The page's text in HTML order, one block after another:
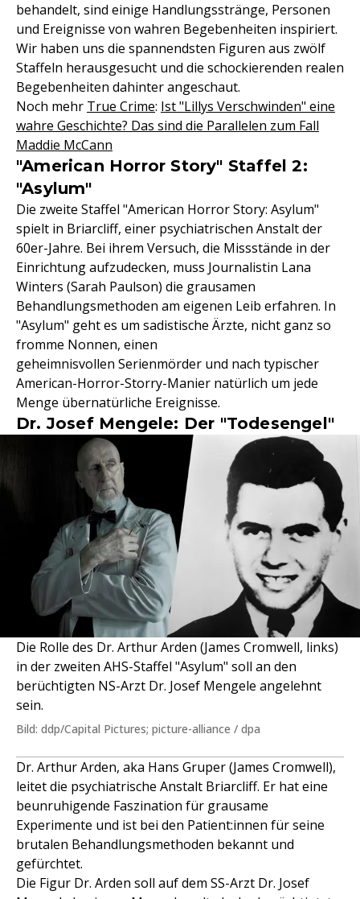
behandelt, sind einige Handlungsstränge, Personen
und Ereignisse von wahren Begebenheiten inspiriert.
Wir haben uns die spannendsten Figuren aus zwölf
Staffeln herausgesucht und die schockierenden realen
Begebenheiten dahinter angeschaut.
Noch mehr True Crime: Ist "Lillys Verschwinden" eine
wahre Geschichte? Das sind die Parallelen zum Fall
Maddie McCann
"American Horror Story" Staffel 2:
"Asylum"
Die zweite Staffel "American Horror Story: Asylum"
spielt in Briarcliff, einer psychiatrischen Anstalt der
60er-Jahre. Bei ihrem Versuch, die Missstände in der
Einrichtung aufzudecken, muss Journalistin Lana
Winters (Sarah Paulson) die grausamen
Behandlungsmethoden am eigenen Leib erfahren. In
"Asylum" geht es um sadistische Ärzte, nicht ganz so
fromme Nonnen, einen
geheimnisvollen Serienmörder und nach typischer
American-Horror-Storry-Manier natürlich um jede
Menge übernatürliche Ereignisse.
Dr. Josef Mengele: Der "Todesengel"
Die Rolle des Dr. Arthur Arden (James Cromwell, links)
in der zweiten AHS-Staffel "Asylum" soll an den
berüchtigten NS-Arzt Dr. Josef Mengele angelehnt
sein.
Bild: ddp/Capital Pictures; picture-alliance / dpa
Dr. Arthur Arden, aka Hans Gruper (James Cromwell),
leitet die psychiatrische Anstalt Briarcliff. Er hat eine
beunruhigende Faszination für grausame
Experimente und ist bei den Patient:innen für seine
brutalen Behandlungsmethoden bekannt und
gefürchtet.
Die Figur Dr. Arden soll auf dem SS-Arzt Dr. Josef